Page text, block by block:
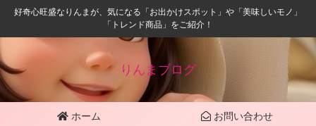
好奇心旺盛なりんまが、気になる「お出かけスポット」や「美味しいモノ」
「トレンド商品」をご紹介！
りんまブログ
ホーム お問い合わせ